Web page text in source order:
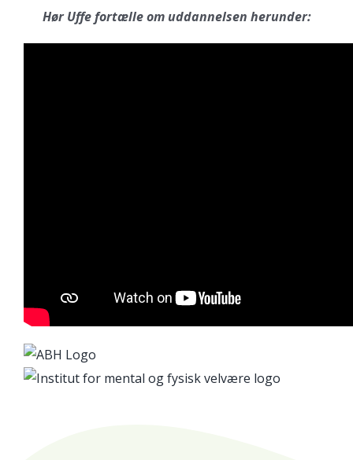
Hør Uffe fortælle om uddannelsen herunder: